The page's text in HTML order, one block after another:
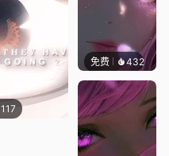
117
免费 432辰东